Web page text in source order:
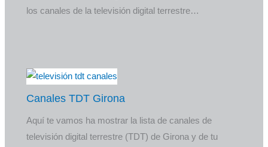
los canales de la televisión digital terrestre…
Canales TDT Girona
Aquí te vamos ha mostrar la lista de canales de
televisión digital terrestre (TDT) de Girona y de tu